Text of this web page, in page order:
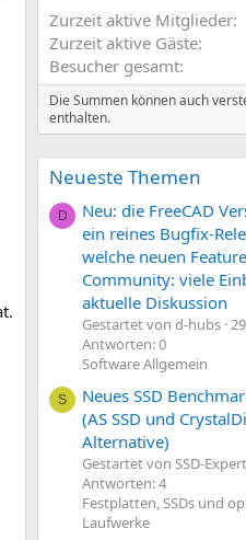
Zurzeit aktive Mitglieder
Zurzeit aktive Gäste
Besucher gesamt
Die Summen können auch
enthalten.
Neueste Themen
D
Neu: die FreeCAD
ein reines Bugfix-
welche neuen
Community: viele
aktuelle Diskussion
Gestartet von d-hubs
Antworten: 0
Software Allgemein
S
Neues SSD
(AS SSD und
Alternative)
Gestartet von SSD-Expert
Antworten: 4
Festplatten, SSDs und
Laufwerke